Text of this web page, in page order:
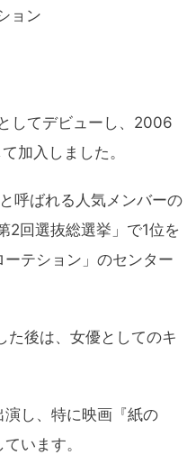
ョン
してデビューし、2006
加入しました。
呼ばれる人気メンバーの
2回選抜総選挙」で1位を
テション」のセンター
後は、女優としてのキ
し、特に映画『紙の
います。